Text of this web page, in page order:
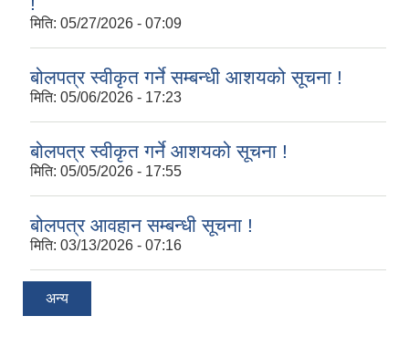
मिति: 05/27/2026 - 07:09
बोलपत्र स्वीकृत गर्ने सम्बन्धी आशयको सूचना !
मिति: 05/06/2026 - 17:23
बोलपत्र स्वीकृत गर्ने आशयको सूचना !
मिति: 05/05/2026 - 17:55
बोलपत्र आवहान सम्बन्धी सूचना !
मिति: 03/13/2026 - 07:16
अन्य